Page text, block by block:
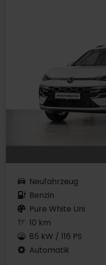
Neufahrzeug
Benzin
Pure White Uni
10 km
85 kW / 116 PS
Automatik